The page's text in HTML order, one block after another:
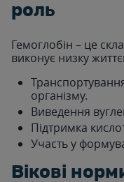
роль
Гемоглобін – це
виконує низку
організму.
Виведення
Підтримка
Участь у
Вікові